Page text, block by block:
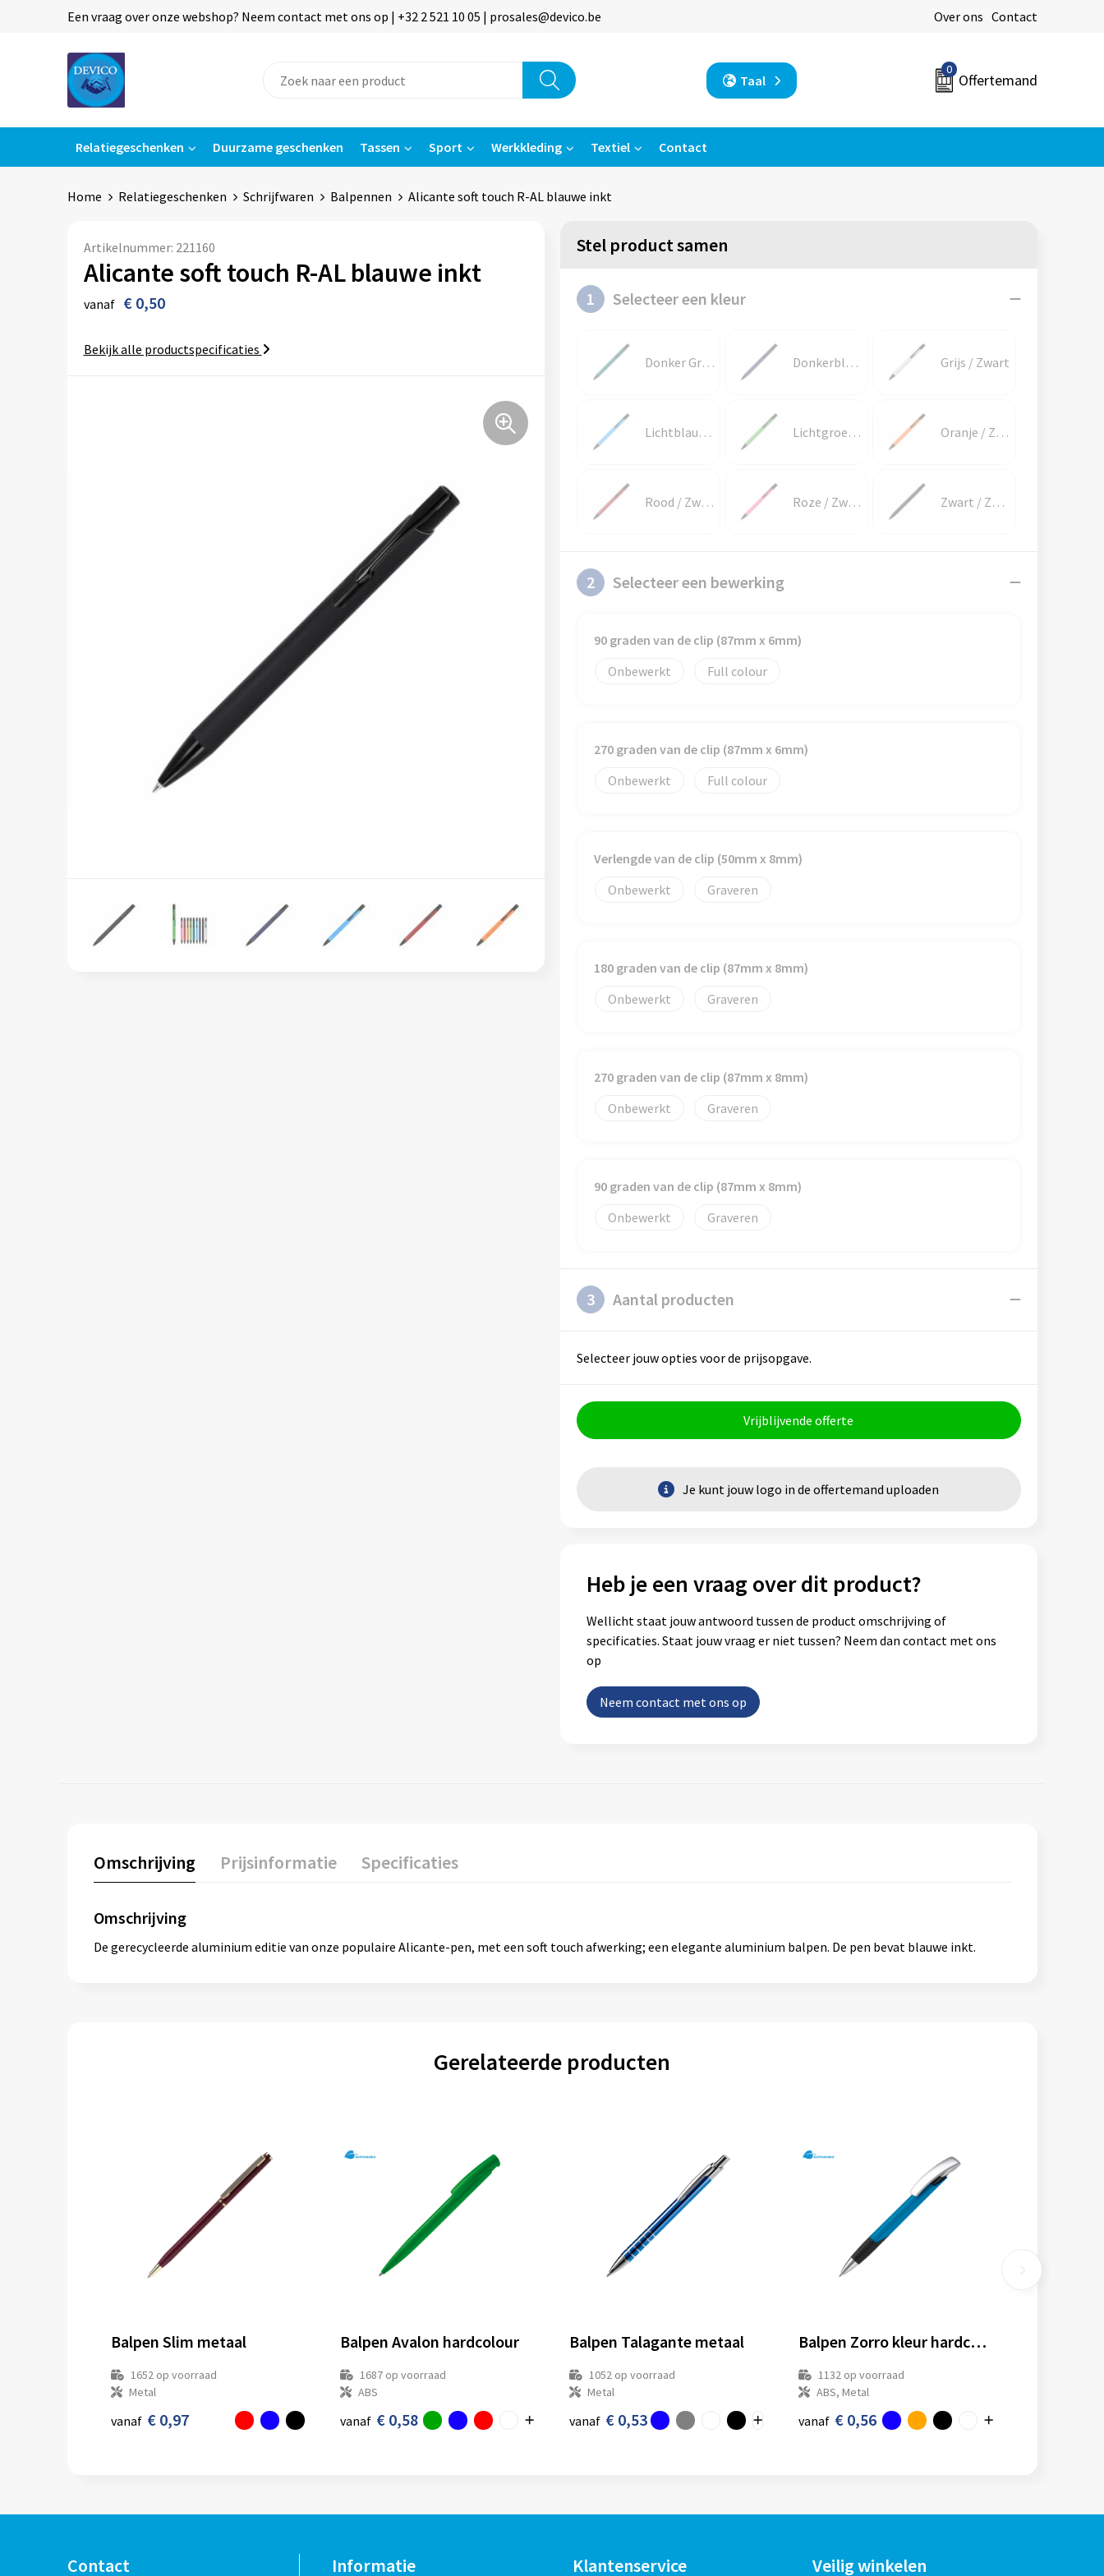
Een vraag over onze webshop? Neem contact met ons op | +32 2 521 10 05 | prosales@devico.be Over ons Contact
Taal
0
Offertemand
Relatiegeschenken Duurzame geschenken Tassen Sport Werkkleding Textiel Contact
Home Relatiegeschenken Schrijfwaren Balpennen Alicante soft touch R-AL blauwe inkt
Artikelnummer: 221160
Alicante soft touch R-AL blauwe inkt
vanaf € 0,50
Bekijk alle productspecificaties
Stel product samen
1 Selecteer een kleur
Donker Groen / Zwart Donkerblauw / Zwart Grijs / Zwart
Lichtblauw / Zwart Lichtgroen / Zwart Oranje / Zwart
Rood / Zwart Roze / Zwart Zwart / Zwart
2 Selecteer een bewerking
90 graden van de clip (87mm x 6mm)
Onbewerkt
Full colour
270 graden van de clip (87mm x 6mm)
Onbewerkt
Full colour
Verlengde van de clip (50mm x 8mm)
Onbewerkt
Graveren
180 graden van de clip (87mm x 8mm)
Onbewerkt
Graveren
270 graden van de clip (87mm x 8mm)
Onbewerkt
Graveren
90 graden van de clip (87mm x 8mm)
Onbewerkt
Graveren
3 Aantal producten
Selecteer jouw opties voor de prijsopgave.
Vrijblijvende offerte
Je kunt jouw logo in de offertemand uploaden
Heb je een vraag over dit product?
Wellicht staat jouw antwoord tussen de product omschrijving of
specificaties. Staat jouw vraag er niet tussen? Neem dan contact met ons
op
Neem contact met ons op
Omschrijving Prijsinformatie Specificaties
Omschrijving
De gerecycleerde aluminium editie van onze populaire Alicante-pen, met een soft touch afwerking; een elegante aluminium balpen. De pen bevat blauwe inkt.
Gerelateerde producten
Balpen Slim metaal
1652op voorraad
Metal
vanaf € 0,97
Balpen Avalon hardcolour
1687op voorraad
ABS
vanaf € 0,58
Balpen Talagante metaal
1052 op voorraad
Metal
vanaf € 0,53
Balpen Zorro kleur hardcolour
1132 op voorraad
ABS, Metal
vanaf € 0,56
Contact Informatie Klantenservice Veilig winkelen